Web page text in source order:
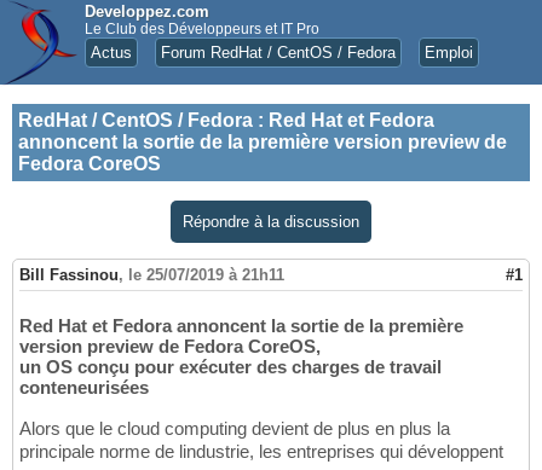
Developpez.com
Le Club des Développeurs et IT Pro
Actus Forum RedHat / CentOS / Fedora Emploi
RedHat / CentOS / Fedora : Red Hat et Fedora
annoncent la sortie de la première version preview de
Fedora CoreOS
Répondre à la discussion
Bill Fassinou, le 25/07/2019 à 21h11 #1
Red Hat et Fedora annoncent la sortie de la première
version preview de Fedora CoreOS,
un OS conçu pour exécuter des charges de travail
conteneurisées
Alors que le cloud computing devient de plus en plus la
principale norme de lindustrie, les entreprises qui développent